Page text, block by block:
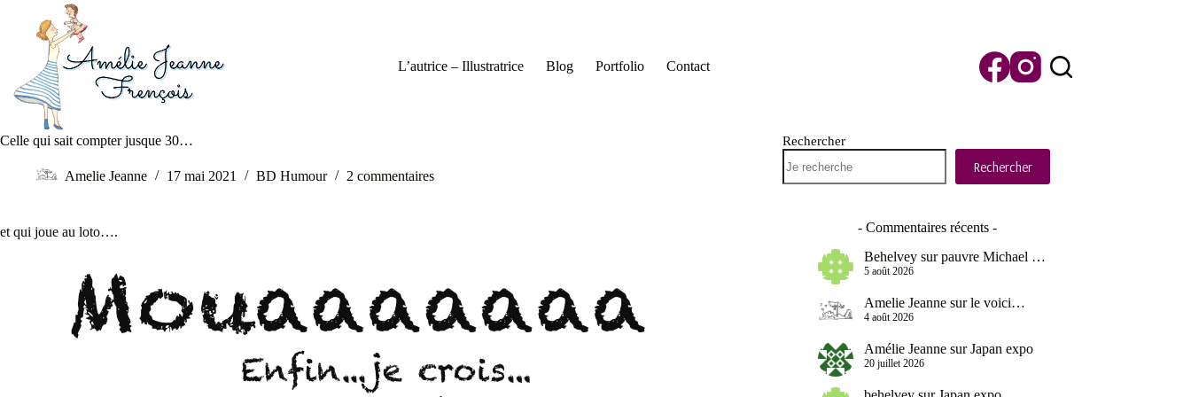
L’autrice – Illustratrice Blog Portfolio Contact
Celle qui sait compter jusque 30…
Amelie Jeanne 17 mai 2021 BD Humour 2 commentaires
et qui joue au loto….
Rechercher
Rechercher
- Commentaires récents -
Behelvey surpauvre Michael …
5 août 2026
Amelie Jeanne surle voici…
4 août 2026
Amélie Jeanne surJapan expo
20 juillet 2026